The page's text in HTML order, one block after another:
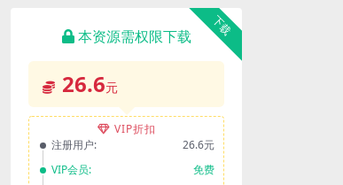
下载
本资源需权限下载
26.6元
VIP折扣
注册用户:
26.6元
VIP会员:
免费